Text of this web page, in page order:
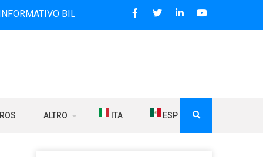
BILINGUE CHE DAL 2006 DIFFONDE NOTIZIE SUI
ALTRO ITA ESP